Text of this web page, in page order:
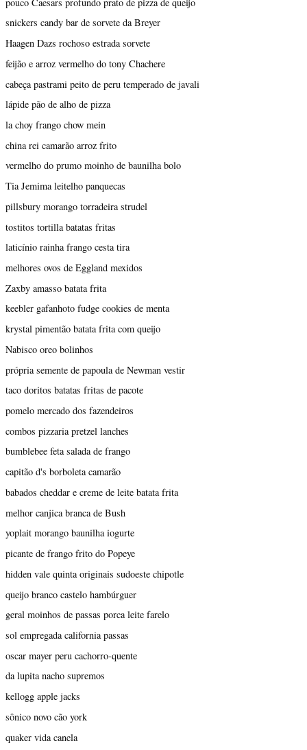
snickers candy bar de sorvete da Breyer
Haagen Dazs rochoso estrada sorvete
feijão e arroz vermelho do tony Chachere
cabeça pastrami peito de peru temperado de javali
lápide pão de alho de pizza
la choy frango chow mein
china rei camarão arroz frito
vermelho do prumo moinho de baunilha bolo
Tia Jemima leitelho panquecas
pillsbury morango torradeira strudel
tostitos tortilla batatas fritas
laticínio rainha frango cesta tira
melhores ovos de Eggland mexidos
Zaxby amasso batata frita
keebler gafanhoto fudge cookies de menta
krystal pimentão batata frita com queijo
Nabisco oreo bolinhos
própria semente de papoula de Newman vestir
taco doritos batatas fritas de pacote
pomelo mercado dos fazendeiros
combos pizzaria pretzel lanches
bumblebee feta salada de frango
capitão d's borboleta camarão
babados cheddar e creme de leite batata frita
melhor canjica branca de Bush
yoplait morango baunilha iogurte
picante de frango frito do Popeye
hidden vale quinta originais sudoeste chipotle
queijo branco castelo hambúrguer
geral moinhos de passas porca leite farelo
sol empregada california passas
oscar mayer peru cachorro-quente
da lupita nacho supremos
kellogg apple jacks
sônico novo cão york
quaker vida canela